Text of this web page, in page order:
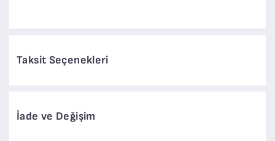
Taksit Seçenekleri
İade ve Değişim